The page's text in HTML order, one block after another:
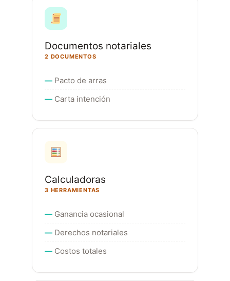
Documentos notariales
2 DOCUMENTOS
Pacto de arras
Carta intención
Calculadoras
3 HERRAMIENTAS
Ganancia ocasional
Derechos notariales
Costos totales